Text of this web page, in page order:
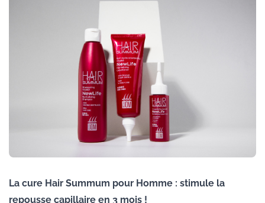
La cure Hair Summum pour Homme : stimule la
repousse capillaire en 3 mois !